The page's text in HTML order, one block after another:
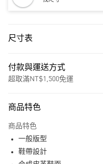
尺寸表
付款與運送方式
超取滿NT$1,500免運
LINE Pay
商品特色
商品特色
一般版型
鞋帶設計